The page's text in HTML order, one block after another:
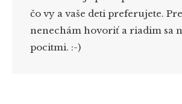
čo vy a vaše deti preferujete.
nenechám hovoriť a riadim sa
pocitmi. :-)